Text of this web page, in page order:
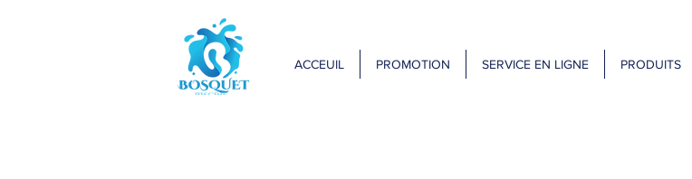
ACCEUIL PROMOTION SERVICE EN LIGNE PRODUITS